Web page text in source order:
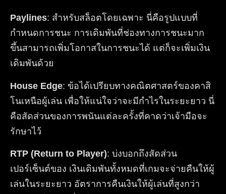
Paylines: สำหรับสล็อตโดยเฉพาะ นี่คือรูปแบบที่
กำหนดการชนะ การเดิมพันที่ช่องทางการชนะมาก
ขึ้นสามารถเพิ่มโอกาสในการชนะได้ แต่ก็จะเพิ่มเงิน
เดิมพันด้วย
House Edge: ข้อได้เปรียบทางคณิตศาสตร์ของคาสิ
โนเหนือผู้เล่น เพื่อให้แน่ใจว่าจะมีกำไรในระยะยาว นี่
คือสัดส่วนของการพนันแต่ละครั้งที่คาดว่าเจ้ามือจะ
รักษาไว้
RTP (Return to Player): บ่งบอกถึงสัดส่วน
เปอร์เซ็นต์ของ เงินเดิมพันทั้งหมดที่เกมจะจ่ายคืนให้ผู้
เล่นในระยะยาว อัตราการคืนเงินให้ผู้เล่นที่สูงกว่า